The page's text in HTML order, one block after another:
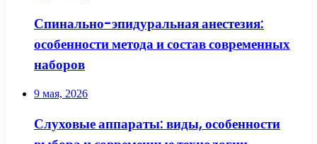
Спинально-эпидуральная анестезия:
особенности метода и состав современных
наборов
9 мая, 2026
Слуховые аппараты: виды, особенности